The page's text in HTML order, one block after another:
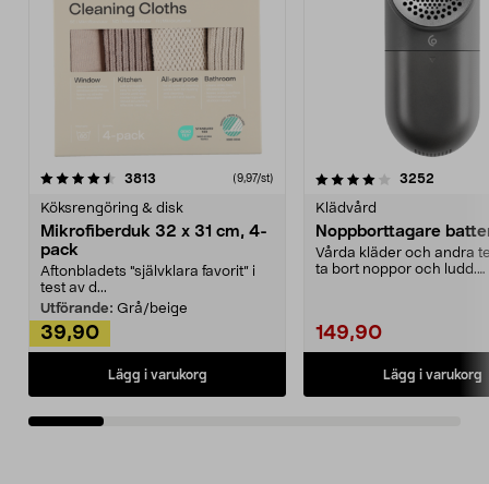
3813 (9,97/st)
Köksrengöring & disk
Mikrofiberduk 32 x 31 cm, 4-
pack
Aftonbladets "självklara favorit” i
test av d...
Utförande: Grå/beige
39,90
Lägg i varukorg
4.0av 5 stjärnor 3252
Klädvård
Noppborttagare
Vårda kläder och andra
ta bort noppor och ludd.
149,90
Lägg i varukorg
4.5av 5 stjärnor